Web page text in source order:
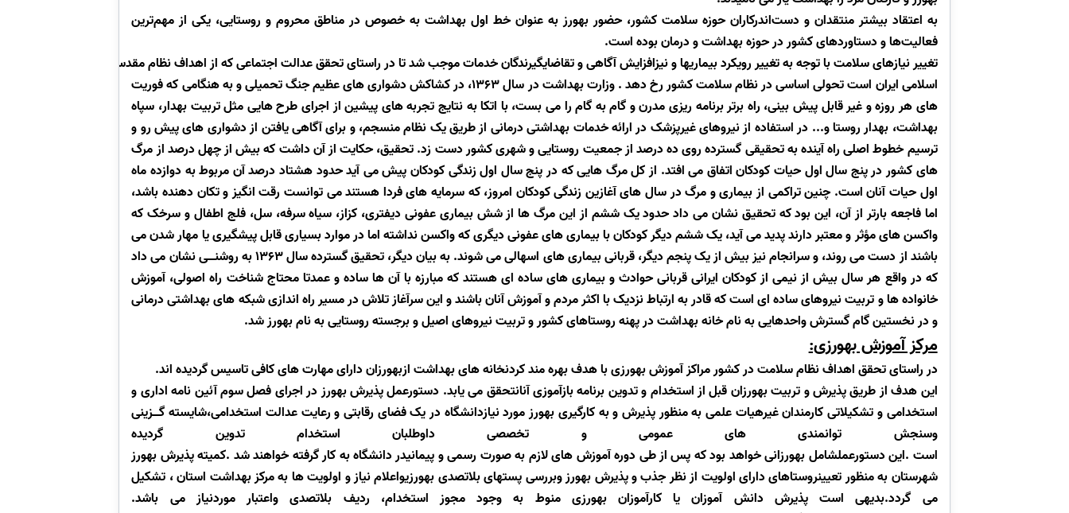
به اعتقاد بیشتر منتقدان و دست‌اندرکاران حوزه سلامت کشور، حضور بهورز به عنوان خط اول بهداشت به خصوص در مناطق محروم و روستایی، یکی از مهم‌ترین
فعالیت‌ها و دستاوردهای کشور در حوزه بهداشت و درمان بوده است.
تغییر نیازهای سلامت با توجه به تغییر رویکرد بیماریها و نیزافزایش آگاهی و تقاضایگیرندگان خدمات موجب شد تا در راستای تحقق عدالت اجتماعی که از اهداف نظام مقدسجمهوری
اسلامی ایران است تحولی اساسی در نظام سلامت کشور رخ دهد . وزارت بهداشت در سال 1363، در کشاکش دشواری های عظیم جنگ تحمیلی و به هنگامی که فوریت
های هر روزه و غیر قابل پیش بینی، راه برتر برنامه ریزی مدرن و گام به گام را می بست، با اتکا به نتایج تجربه های پیشین از اجرای طرح هایی مثل تربیت بهدار، سپاه
بهداشت، بهدار روستا و... در استفاده از نیروهای غیرپزشک در ارائه خدمات بهداشتی درمانی از طریق یک نظام منسجم، و برای آگاهی یافتن از دشواری های پیش رو و
ترسیم خطوط اصلی راه آینده به تحقیقی گسترده روی ده درصد از جمعیت روستایی و شهری کشور دست زد. تحقیق، حکایت از آن داشت که بیش از چهل درصد از مرگ
های کشور در پنج سال اول حیات کودکان اتفاق می افتد. از کل مرگ هایی که در پنج سال اول زندگی کودکان پیش می آید حدود هشتاد درصد آن مربوط به دوازده ماه
اول حیات آنان است. چنین تراکمی از بیماری و مرگ در سال های آغازین زندگی کودکان امروز، که سرمایه های فردا هستند می توانست رقت انگیز و تکان دهنده باشد،
اما فاجعه بارتر از آن، این بود که تحقیق نشان می داد حدود یک ششم از این مرگ ها از شش بیماری عفونی دیفتری، کزاز، سیاه سرفه، سل، فلج اطفال و سرخک که
واکسن های مؤثر و معتبر دارند پدید می آید، یک ششم دیگر کودکان با بیماری های عفونی دیگری که واکسن نداشته اما در موارد بسیاری قابل پیشگیری یا مهار شدن می
باشند از دست می روند، و سرانجام نیز بیش از یک پنجم دیگر، قربانی بیماری های اسهالی می شوند. به بیان دیگر، تحقیق گسترده سال 1363 به روشنــی نشان می داد
که در واقع هر سال بیش از نیمی از کودکان ایرانی قربانی حوادث و بیماری های ساده ای هستند که مبارزه با آن ها ساده و عمدتا محتاج شناخت راه اصولی، آموزش
خانواده ها و تربیت نیروهای ساده ای است که قادر به ارتباط نزدیک با اکثر مردم و آموزش آنان باشند و این سرآغاز تلاش در مسیر راه اندازی شبکه های بهداشتی درمانی
و در نخستین گام گسترش واحدهایی به نام خانه بهداشت در پهنه روستاهای کشور و تربیت نیروهای اصیل و برجسته روستایی به نام بهورز شد.
مرکز آموزش بهورزی:
در راستای تحقق اهداف نظام سلامت در کشور مراکز آموزش بهورزی با هدف بهره مند کردنخانه های بهداشت ازبهورزان دارای مهارت های کافی تاسیس گردیده اند.
این هدف از طریق پذیرش و تربیت بهورزان قبل از استخدام و تدوین برنامه بازآموزی آنانتحقق می یابد. دستورعمل پذیرش بهورز در اجرای فصل سوم آئین نامه اداری و
استخدامی و تشکیلاتی کارمندان غیرهیات علمی به منظور پذیرش و به کارگیری بهورز مورد نیازدانشگاه در یک فضای رقابتی و رعایت عدالت استخدامی،شایسته گــزینی
وسنجش توانمندی های عمومی و تخصصی داوطلبان استخدام تدوین گردیده
است .این دستورعملشامل بهورزانی خواهد بود که پس از طی دوره آموزش های لازم به صورت رسمی و پیمانیدر دانشگاه به کار گرفته خواهند شد .کمیته پذیرش بهورز
شهرستان به منظور تعیینروستاهای دارای اولویت از نظر جذب و پذیرش بهورز وبررسی پستهای بلاتصدی بهورزیواعلام نیاز و اولویت ها به مرکز بهداشت استان ، تشکیل
می گردد.بدیهی است پذیرش دانش آموزان یا کارآموزان بهورزی منوط به وجود مجوز استخدام، ردیف بلاتصدی واعتبار موردنیاز می باشد.